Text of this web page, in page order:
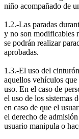
niño acompañado de
1.2.-Las paradas
y no son modificables
se podrán realizar
aprobadas.
1.3.-El uso del
aquellos vehículos que
uso. En el caso de
el uso de los sistemas
en caso de que el
el derecho de
usuario manipula o